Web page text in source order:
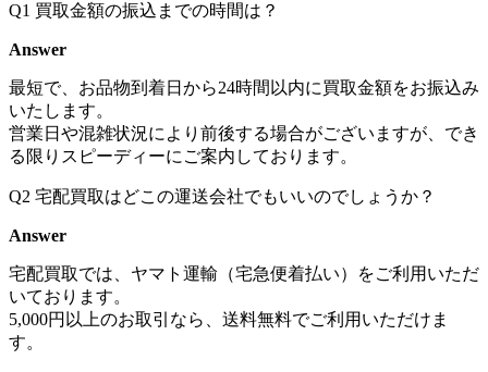
Q1 買取金額の振込までの時間は？
Answer
最短で、お品物到着日から24時間以内に買取金額をお振込み
いたします。
営業日や混雑状況により前後する場合がございますが、でき
る限りスピーディーにご案内しております。
Q2 宅配買取はどこの運送会社でもいいのでしょうか？
Answer
宅配買取では、ヤマト運輸（宅急便着払い）をご利用いただ
いております。
5,000円以上のお取引なら、送料無料でご利用いただけま
す。